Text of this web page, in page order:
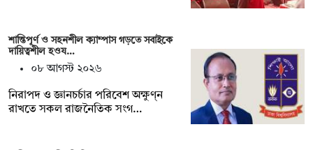
শান্তিপূর্ণ ও সহনশীল ক্যাম্পাস গড়তে সবাইকে
দায়িত্বশীল হওয…
০৮ আগস্ট ২০২৬
নিরাপদ ও জ্ঞানচর্চার পরিবেশ অক্ষুণ্ন
রাখতে সকল রাজনৈতিক সংগ…